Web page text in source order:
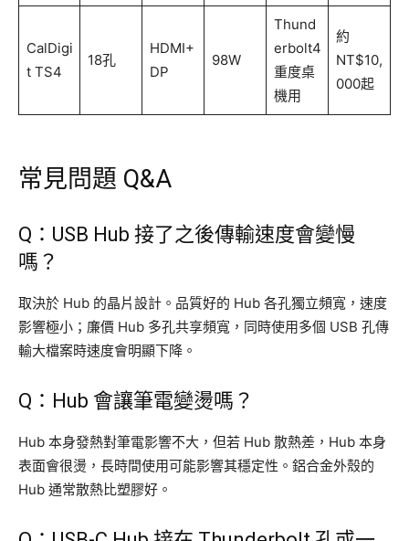
CalDigi
t TS4
18孔
HDMI+
DP
98W
Thund
erbolt4
重度桌
機用
約
NT$10,
000起
常見問題 Q&A
Q：USB Hub 接了之後傳輸速度會變慢
嗎？
取決於 Hub 的晶片設計。品質好的 Hub 各孔獨立頻寬，速度
影響極小；廉價 Hub 多孔共享頻寬，同時使用多個 USB 孔傳
輸大檔案時速度會明顯下降。
Q：Hub 會讓筆電變燙嗎？
Hub 本身發熱對筆電影響不大，但若 Hub 散熱差，Hub 本身
表面會很燙，長時間使用可能影響其穩定性。鋁合金外殼的
Hub 通常散熱比塑膠好。